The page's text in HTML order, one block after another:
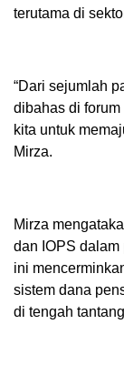
terutama di
“Dari sejumlah
dibahas di
kita untuk
Mirza.
Mirza
dan IOPS
ini
sistem dana
di tengah